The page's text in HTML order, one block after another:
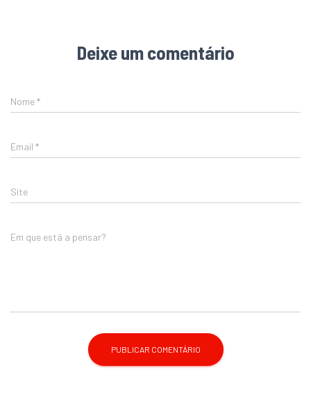
Deixe um comentário
Nome*
Email *
Site
Em que está a pensar?